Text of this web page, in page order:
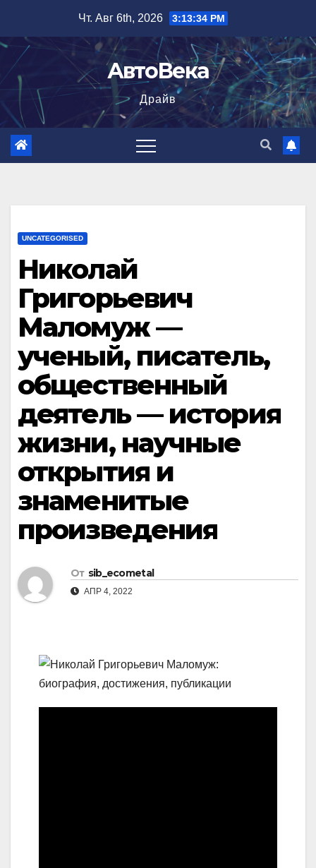
содержимому
Чт. Авг 6th, 2026 3:13:35 PM
АвтоВека
Драйв
UNCATEGORISED
Николай
Григорьевич
Маломуж —
ученый, писатель,
общественный
деятель — история
жизни, научные
открытия и
знаменитые
произведения
От sib_ecometal
АПР 4, 2022